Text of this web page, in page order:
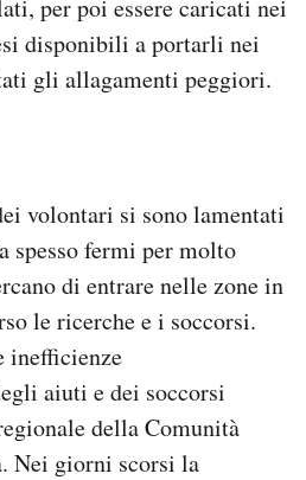
per poi essere caricati nei
disponibili a portarli nei
gli allagamenti peggiori.
volontari si sono lamentati
spesso fermi per molto
di entrare nelle zone in
le ricerche e i soccorsi.
aiuti e dei soccorsi
della Comunità
Nei giorni scorsi la